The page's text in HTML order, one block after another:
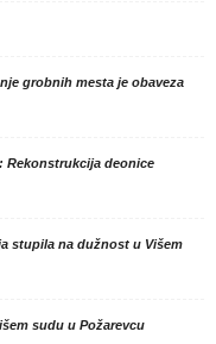
grobnih mesta je obaveza
Rekonstrukcija deonice
stupila na dužnost u Višem
sudu u Požarevcu